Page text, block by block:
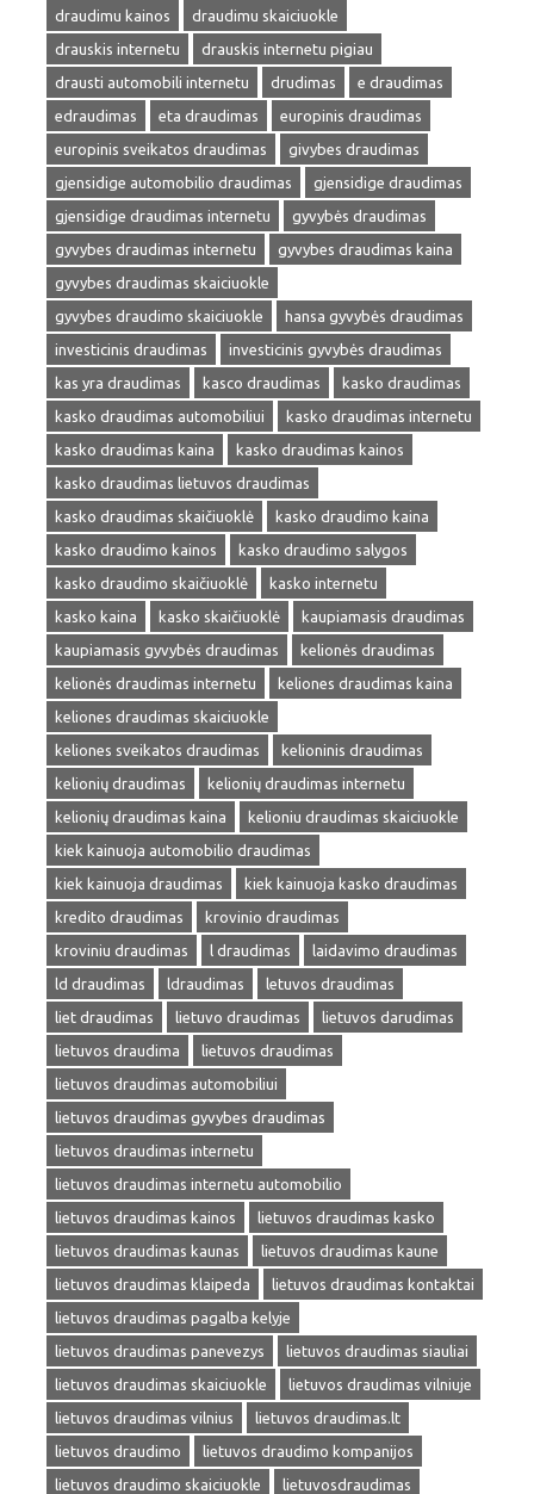
draudimu kainos
draudimu skaiciuokle
drauskis internetu
drauskis internetu pigiau
drausti automobili internetu
drudimas
e draudimas
edraudimas
eta draudimas
europinis draudimas
europinis sveikatos draudimas
givybes draudimas
gjensidige automobilio draudimas
gjensidige draudimas
gjensidige draudimas internetu
gyvybės draudimas
gyvybes draudimas internetu
gyvybes draudimas kaina
gyvybes draudimas skaiciuokle
gyvybes draudimo skaiciuokle
hansa gyvybės draudimas
investicinis draudimas
investicinis gyvybės draudimas
kas yra draudimas
kasco draudimas
kasko draudimas
kasko draudimas automobiliui
kasko draudimas internetu
kasko draudimas kaina
kasko draudimas kainos
kasko draudimas lietuvos draudimas
kasko draudimas skaičiuoklė
kasko draudimo kaina
kasko draudimo kainos
kasko draudimo salygos
kasko draudimo skaičiuoklė
kasko internetu
kasko kaina
kasko skaičiuoklė
kaupiamasis draudimas
kaupiamasis gyvybės draudimas
kelionės draudimas
kelionės draudimas internetu
keliones draudimas kaina
keliones draudimas skaiciuokle
keliones sveikatos draudimas
kelioninis draudimas
kelionių draudimas
kelionių draudimas internetu
kelionių draudimas kaina
kelioniu draudimas skaiciuokle
kiek kainuoja automobilio draudimas
kiek kainuoja draudimas
kiek kainuoja kasko draudimas
kredito draudimas
krovinio draudimas
kroviniu draudimas
l draudimas
laidavimo draudimas
ld draudimas
ldraudimas
letuvos draudimas
liet draudimas
lietuvo draudimas
lietuvos darudimas
lietuvos draudima
lietuvos draudimas
lietuvos draudimas automobiliui
lietuvos draudimas gyvybes draudimas
lietuvos draudimas internetu
lietuvos draudimas internetu automobilio
lietuvos draudimas kainos
lietuvos draudimas kasko
lietuvos draudimas kaunas
lietuvos draudimas kaune
lietuvos draudimas klaipeda
lietuvos draudimas kontaktai
lietuvos draudimas pagalba kelyje
lietuvos draudimas panevezys
lietuvos draudimas siauliai
lietuvos draudimas skaiciuokle
lietuvos draudimas vilniuje
lietuvos draudimas vilnius
lietuvos draudimas.lt
lietuvos draudimo
lietuvos draudimo kompanijos
lietuvos draudimo skaiciuokle
lietuvosdraudimas